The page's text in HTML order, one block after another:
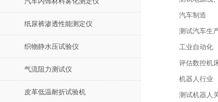
纸尿裤渗透性能测定仪
织物静水压试验仪
气流阻力测试仪
皮革低温耐折试验机
汽车制造
测试汽车生
工业自动化
评估数控机
机器人行业
测试机器人